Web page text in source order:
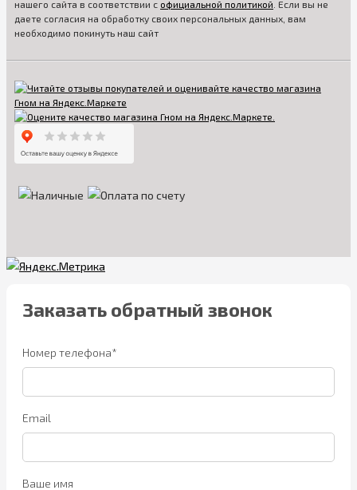
нашего сайта в соответствии с официальной политикой . Если вы не
даете согласия на обработку своих персональных данных, вам
необходимо покинуть наш сайт
Заказать обратный звонок
Номер телефона*
Email
Ваше имя